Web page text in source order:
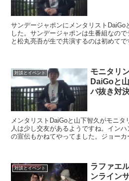
サンデージャポンにメンタリストDaiGo
した。サンデージャポンは生番組なの
と松丸亮吾が生で共演するのは初めて
対談とイベント
モニタリ
DaiGoと
バ抜き対
メンタリストDaiGoと山下智久がモニタ
人は少し交友があるようですね。イン
の宣伝もかねてやってました。ジョーカ
対談とイベント
ラファエ
ンライン